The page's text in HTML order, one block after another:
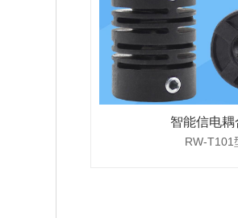
智能信电耦
RW-T101